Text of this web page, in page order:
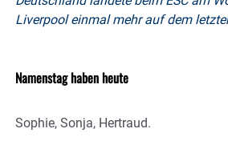
Liverpool einmal mehr auf dem
Namenstag haben heute
Sophie, Sonja, Hertraud.